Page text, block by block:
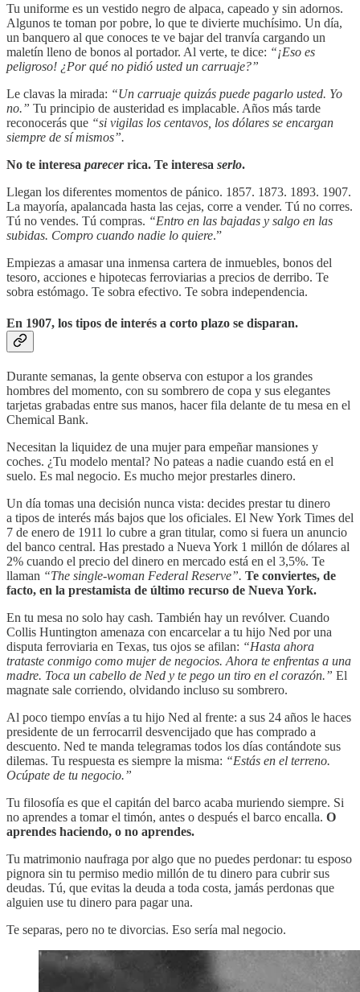
Tu uniforme es un vestido negro de alpaca, capeado y sin adornos.
Algunos te toman por pobre, lo que te divierte muchísimo. Un día,
un banquero al que conoces te ve bajar del tranvía cargando un
maletín lleno de bonos al portador. Al verte, te dice: “¡Eso es
peligroso! ¿Por qué no pidió usted un carruaje?”
Le clavas la mirada: “Un carruaje quizás puede pagarlo usted. Yo
no.” Tu principio de austeridad es implacable. Años más tarde
reconocerás que “si vigilas los centavos, los dólares se encargan
siempre de sí mismos”.
No te interesa parecerrica. Te interesa serlo.
Llegan los diferentes momentos de pánico. 1857. 1873. 1893. 1907.
La mayoría, apalancada hasta las cejas, corre a vender. Tú no corres.
Tú no vendes. Tú compras. “Entro en las bajadas y salgo en las
subidas. Compro cuando nadie lo quiere.”
Empiezas a amasar una inmensa cartera de inmuebles, bonos del
tesoro, acciones e hipotecas ferroviarias a precios de derribo. Te
sobra estómago. Te sobra efectivo. Te sobra independencia.
En 1907, los tipos de interés a corto plazo se disparan.
Durante semanas, la gente observa con estupor a los grandes
hombres del momento, con su sombrero de copa y sus elegantes
tarjetas grabadas entre sus manos, hacer fila delante de tu mesa en el
Chemical Bank.
Necesitan la liquidez de una mujer para empeñar mansiones y
coches. ¿Tu modelo mental? No pateas a nadie cuando está en el
suelo. Es mal negocio. Es mucho mejor prestarles dinero.
Un día tomas una decisión nunca vista: decides prestar tu dinero
a tipos de interés más bajos que los oficiales. El New York Times del
7 de enero de 1911 lo cubre a gran titular, como si fuera un anuncio
del banco central. Has prestado a Nueva York 1 millón de dólares al
2% cuando el precio del dinero en mercado está en el 3,5%. Te
llaman “The single-woman Federal Reserve”. Te conviertes, de
facto, en la prestamista de último recurso de Nueva York.
En tu mesa no solo hay cash. También hay un revólver. Cuando
Collis Huntington amenaza con encarcelar a tu hijo Ned por una
disputa ferroviaria en Texas, tus ojos se afilan: “Hasta ahora
trataste conmigo como mujer de negocios. Ahora te enfrentas a una
madre. Toca un cabello de Ned y te pego un tiro en el corazón.” El
magnate sale corriendo, olvidando incluso su sombrero.
Al poco tiempo envías a tu hijo Ned al frente: a sus 24 años le haces
presidente de un ferrocarril desvencijado que has comprado a
descuento. Ned te manda telegramas todos los días contándote sus
dilemas. Tu respuesta es siempre la misma: “Estás en el terreno.
Ocúpate de tu negocio.”
Tu filosofía es que el capitán del barco acaba muriendo siempre. Si
no aprendes a tomar el timón, antes o después el barco encalla. O
aprendes haciendo, o no aprendes.
Tu matrimonio naufraga por algo que no puedes perdonar: tu esposo
pignora sin tu permiso medio millón de tu dinero para cubrir sus
deudas. Tú, que evitas la deuda a toda costa, jamás perdonas que
alguien use tu dinero para pagar una.
Te separas, pero no te divorcias. Eso sería mal negocio.